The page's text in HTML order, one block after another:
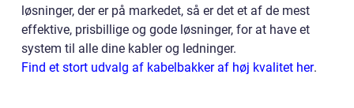
løsninger, der er på markedet, så er det et af de mest
effektive, prisbillige og gode løsninger, for at have et
system til alle dine kabler og ledninger.
Find et stort udvalg af kabelbakker af høj kvalitet her.